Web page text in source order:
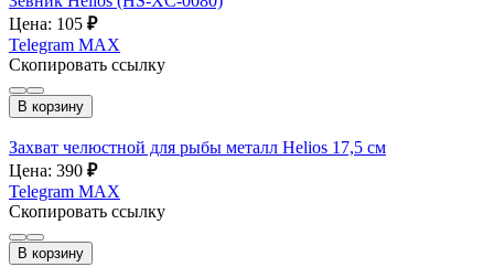
Цена: 105 ₽
Telegram MAX
Скопировать ссылку
В корзину
Захват челюстной для рыбы металл Helios 17,5 см
Цена: 390 ₽
Telegram MAX
Скопировать ссылку
В корзину